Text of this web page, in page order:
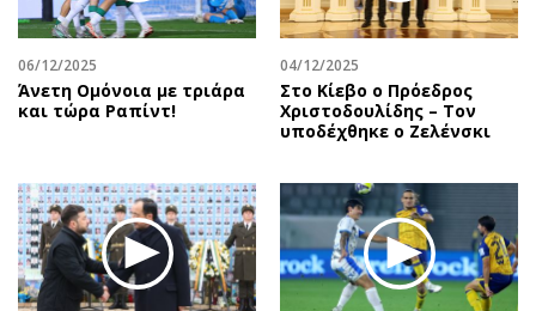
06/12/2025
Άνετη Ομόνοια με τριάρα
και τώρα Ραπίντ!
04/12/2025
Στο Κίεβο ο Πρόεδρος
Χριστοδουλίδης – Τον
υποδέχθηκε ο Ζελένσκι